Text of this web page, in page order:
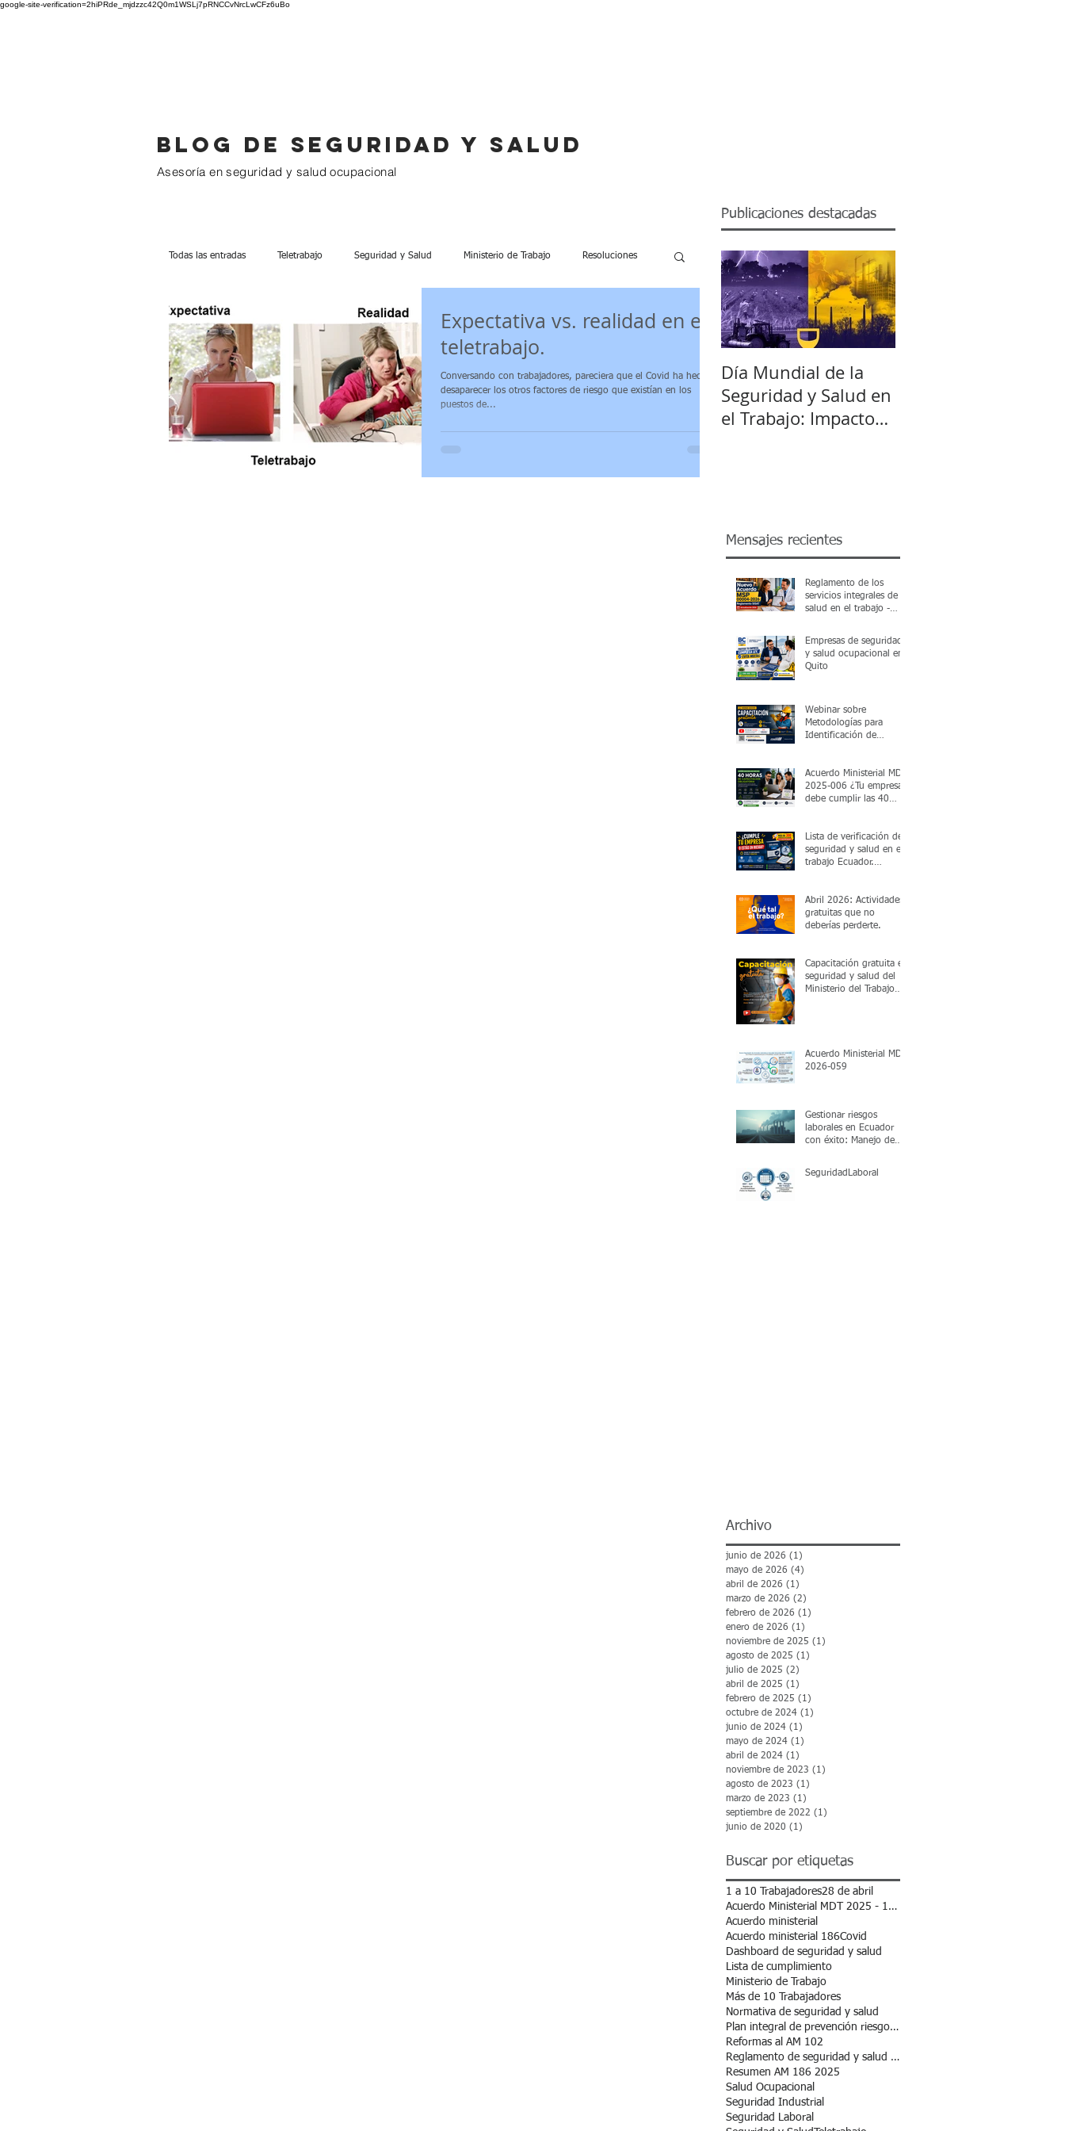
google-site-verification=2hiPRde_mjdzzc42Q0m1WSLj7pRNCCvNrcLwCFz6uBo
Blog de seguridad y salud
Asesoría en seguridad y salud ocupacional
Publicaciones destacadas
Todas las entradas Teletrabajo Seguridad y Salud Ministerio de Trabajo Resoluciones
Más de 10 Trabajadores Seguridad Laboral Listas de Verificación
Ergonomía IESS Riesgos del trabajo Comité paritario Acuerdos Ministeriales
Ministerio de salud pública MSP
Expectativa vs. realidad en el
teletrabajo.
Conversando con trabajadores, pareciera que el Covid ha hecho
desaparecer los otros factores de riesgo que existían en los
puestos de...
Día Mundial de la
Seguridad y Salud en
el Trabajo: Impacto
Mensajes recientes
Reglamento de los
servicios integrales de
salud en el trabajo -
Empresas de seguridad
y salud ocupacional en
Quito
Webinar sobre
Metodologías para
Identificación de
Acuerdo Ministerial MDT-
2025-006 ¿Tu empresa
debe cumplir las 40
Lista de verificación de
seguridad y salud en el
trabajo Ecuador.
Valida en 5 minutos si
cumples con el MDT.
Abril 2026: Actividades
gratuitas que no
deberías perderte.
Capacitación gratuita en
seguridad y salud del
Ministerio del Trabajo
Acuerdo Ministerial MDT-
2026-059
Gestionar riesgos
laborales en Ecuador
con éxito: Manejo de
SeguridadLaboral
Archivo
junio de 2026 (1)
mayo de 2026 (4)
abril de 2026 (1)
marzo de 2026 (2)
febrero de 2026 (1)
enero de 2026 (1)
noviembre de 2025 (1)
agosto de 2025 (1)
julio de 2025 (2)
abril de 2025 (1)
febrero de 2025 (1)
octubre de 2024 (1)
junio de 2024 (1)
mayo de 2024 (1)
abril de 2024 (1)
noviembre de 2023 (1)
agosto de 2023 (1)
marzo de 2023 (1)
septiembre de 2022 (1)
junio de 2020 (1)
Buscar por etiquetas
1 a 10 Trabajadores28 de abril
Acuerdo Ministerial MDT 2025 - 102
Acuerdo ministerial
Acuerdo ministerial 186Covid
Dashboard de seguridad y salud
Lista de cumplimiento
Ministerio de Trabajo
Más de 10 Trabajadores
Normativa de seguridad y salud
Plan integral de prevención riesgos laborales.
Reformas al AM 102
Reglamento de seguridad y salud en el trabajo
Resumen AM 186 2025
Salud Ocupacional
Seguridad Industrial
Seguridad Laboral